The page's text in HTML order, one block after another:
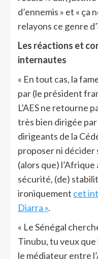
d’ennemis » et « ça
relayons ce genre
Les réactions et
internautes
« En tout cas, la
par (le président
L’AES ne retourne
très bien dirigée
dirigeants de la
proposer ni décider
(alors que) l’Afrique
sécurité, (de)
ironiquement cet
Diarra ».
« Le Sénégal
Tinubu, tu veux
le médiateur entre